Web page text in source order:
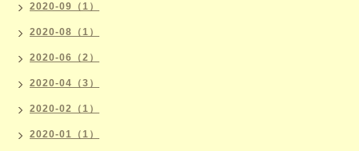
2020-09（1）
2020-08（1）
2020-06（2）
2020-04（3）
2020-02（1）
2020-01（1）